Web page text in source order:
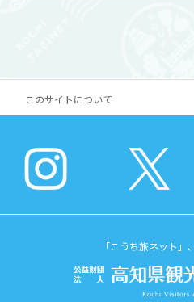
このサイトについて
「こうち旅ネット